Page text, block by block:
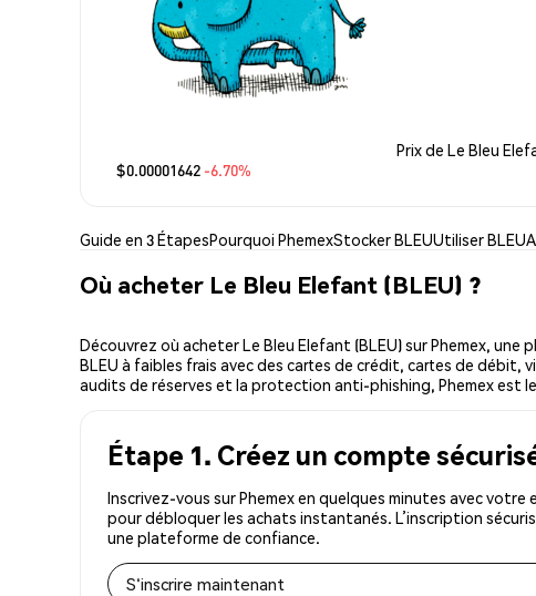
Prix de Le Bleu
$0.00001642 -6.70%
Guide en 3 ÉtapesPourquoi PhemexStocker BLEUUtiliser BLEU
Où acheter Le Bleu Elefant (BLEU) ?
Découvrez où acheter Le Bleu Elefant (BLEU) sur Phemex,
BLEU à faibles frais avec des cartes de crédit, cartes de débit,
audits de réserves et la protection anti-phishing, Phemex est
Étape 1. Créez un compte
Inscrivez-vous sur Phemex en quelques minutes avec
pour débloquer les achats instantanés. L’inscription
une plateforme de confiance.
S'inscrire maintenant